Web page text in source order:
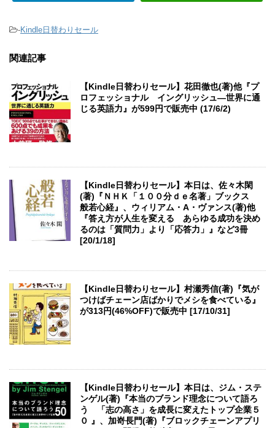
-Kindle日替わりセール
関連記事
【Kindle日替わりセール】花田徹也(著)他『プ
ロフェッショナル イングリッシュ―世界に通
じる英語力』が599円で販売中 (17/6/2)
【Kindle日替わりセール】本日は、佐々木閑
(著)『ＮＨＫ「１００分ｄｅ名著」ブックス
般若心経』、ウィリアム・A・ヴァンス(著)他
『答え方が人生を変える あらゆる成功を決め
るのは「質問力」より「応答力」』など3冊
[20/1/18]
【Kindle日替わりセール】村瀬秀信(著)『気が
つけばチェーン店ばかりでメシを食べている』
が313円(46%OFF)で販売中 [17/10/31]
【Kindle日替わりセール】本日は、ジム・ステ
ンゲル(著)『本当のブランド理念について語ろ
う 「志の高さ」を成長に変えたトップ企業５
０ 』、加嵜長門(著)『ブロックチェーンアプリ